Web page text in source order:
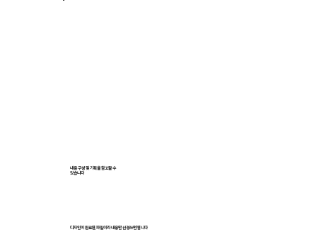
내용 구성 및 기획을 참고할 수
있습니다
디자인이 완료된 파일이라 내용만 신경쓰면 됩니다